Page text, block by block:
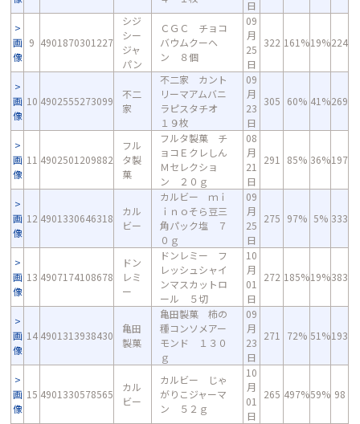
日
画
像
9 4901870301227
シジ
シー
ジャ
パン
ＣＧＣ チョコ
バウムクーヘ
ン ８個
09
月
25
日
322 161%19%224
画
像
10 4902555273099
不二
家
不二家 カント
リーマアムバニ
ラピスタチオ
１９枚
09
月
23
日
305 60% 41%269
画
像
11 4902501209882
フル
タ製
菓
フルタ製菓 チ
ョコＥクレしん
Ｍセレクショ
ン ２０ｇ
08
月
21
日
291 85% 36%197
画
像
12 4901330646318
カル
ビー
カルビー ｍｉ
ｉｎｏそら豆三
角パック塩 ７
０ｇ
09
月
25
日
275 97% 5% 333
画
像
13 4907174108678
ドン
レミ
ー
ドンレミー フ
レッシュシャイ
ンマスカットロ
ール ５切
10
月
01
日
272 185%19%383
画
像
14 4901313938430
亀田
製菓
亀田製菓 柿の
種コンソメアー
モンド １３０
ｇ
09
月
23
日
271 72% 51%193
画
像
15 4901330578565
カル
ビー
カルビー じゃ
がりこジャーマ
ン ５２ｇ
10
月
01
日
265 497%59% 98